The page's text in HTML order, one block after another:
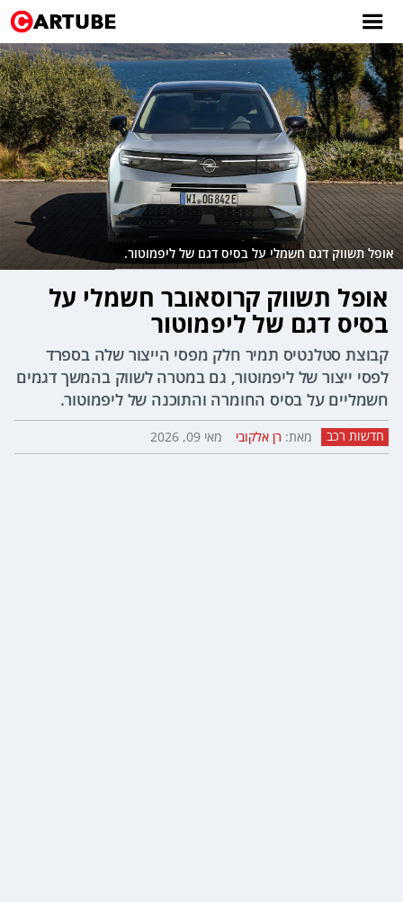
אופל תשווק דגם חשמלי על בסיס דגם של ליפמוטור.
אופל תשווק קרוסאובר חשמלי על
בסיס דגם של ליפמוטור
קבוצת סטלנטיס תמיר חלק מפסי הייצור שלה בספרד
לפסי ייצור של ליפמוטור, גם במטרה לשווק בהמשך דגמים
חשמליים על בסיס החומרה והתוכנה של ליפמוטור.
חדשות רכב מאת: רן אלקובי מאי 09, 2026